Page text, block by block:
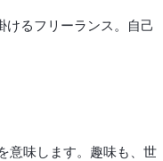
けるフリーランス。自己
意味します。趣味も、世